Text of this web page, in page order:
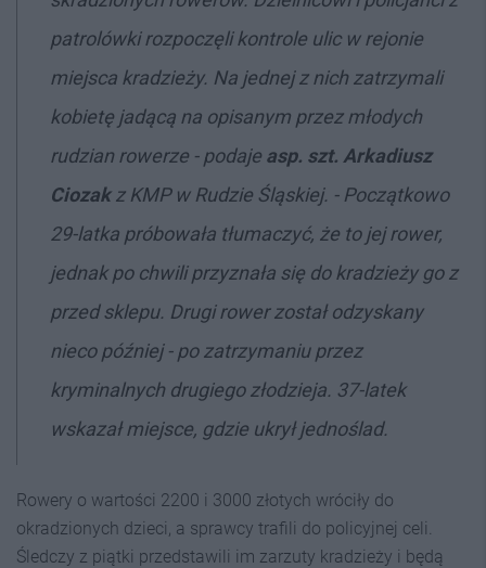
patrolówki rozpoczęli kontrole ulic w rejonie
miejsca kradzieży. Na jednej z nich zatrzymali
kobietę jadącą na opisanym przez młodych
rudzian rowerze - podaje asp. szt. Arkadiusz
Ciozakz KMP w Rudzie Śląskiej. - Początkowo
29-latka próbowała tłumaczyć, że to jej rower,
jednak po chwili przyznała się do kradzieży go z
przed sklepu. Drugi rower został odzyskany
nieco później - po zatrzymaniu przez
kryminalnych drugiego złodzieja. 37-latek
wskazał miejsce, gdzie ukrył jednoślad.
Rowery o wartości 2200 i 3000 złotych wróciły do
okradzionych dzieci, a sprawcy trafili do policyjnej celi.
Śledczy z piątki przedstawili im zarzuty kradzieży i będą